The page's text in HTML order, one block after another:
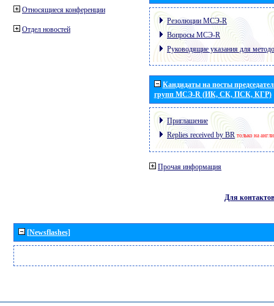
Относящиеся конференции
Отдел новостей
Резолюции МСЭ-R
Вопросы МСЭ-R
Руководящие указания для
Кандидаты на посты
групп МСЭ-R (ИК, СК, ПСК, КГР)
Приглашение
Replies received by BR только на
Прочая информация
Для контактов
[Newsflashes]